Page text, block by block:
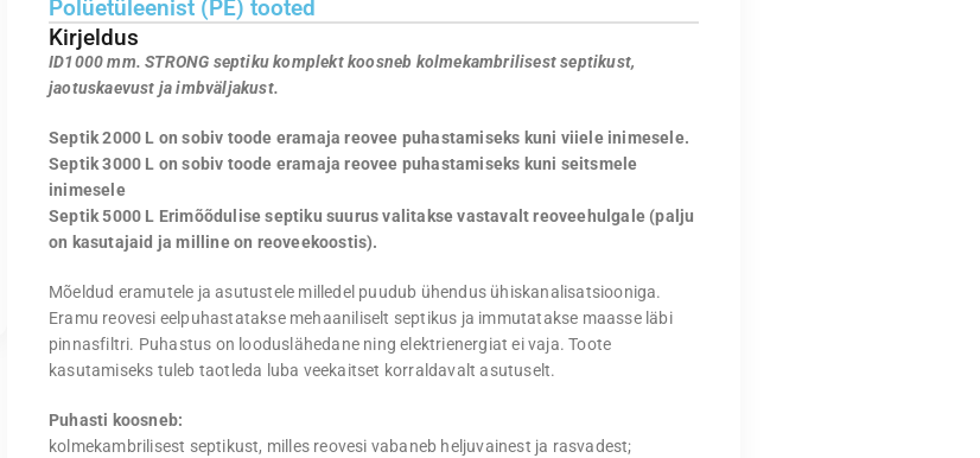
Polüetüleenist (PE) tooted
Kirjeldus
ID1000 mm. STRONG septiku komplekt koosneb kolmekambrilisest septikust,
jaotuskaevust ja imbväljakust.
Septik 2000 L on sobiv toode eramaja reovee puhastamiseks kuni viiele inimesele.
Septik 3000 L on sobiv toode eramaja reovee puhastamiseks kuni seitsmele
inimesele
Septik 5000 L Erimõõdulise septiku suurus valitakse vastavalt reoveehulgale (palju
on kasutajaid ja milline on reoveekoostis).
Mõeldud eramutele ja asutustele milledel puudub ühendus ühiskanalisatsiooniga.
Eramu reovesi eelpuhastatakse mehaaniliselt septikus ja immutatakse maasse läbi
pinnasfiltri. Puhastus on looduslähedane ning elektrienergiat ei vaja. Toote
kasutamiseks tuleb taotleda luba veekaitset korraldavalt asutuselt.
Puhasti koosneb:
kolmekambrilisest septikust, milles reovesi vabaneb heljuvainest ja rasvadest;